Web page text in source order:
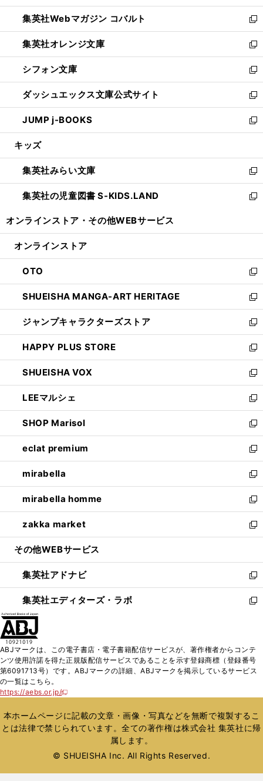
開
く
ウ
で
開
く
ン
ド
ウ
で
開
く
ウ
ィ
ン
ド
ウ
で
開
く
集英社Webマガジン コバルト
新
し
い
ウ
ィ
ン
ド
ウ
で
開
集英社オレンジ文庫
新
し
い
ウ
ィ
ン
ド
ウ
開
く
シフォン文庫
新
し
い
ウ
ィ
ン
ウ
で
開
く
ダッシュエックス文庫公式サイト
新
し
い
ウ
ン
ド
ウ
で
JUMP j-BOOKS
新
し
ウ
ィ
ン
ド
開
キッズ
集英社みらい文庫
新
し
い
ン
ウ
で
開
く
集英社の児童図書 S-KIDS.LAND
新
ウ
ン
ド
ウ
で
開
く
オンラインストア・ その他WEBサービス
オンラインストア
OTO
新
し
い
ウ
ィ
ン
ド
ウ
で
開
く
SHUEISHA MANGA-ART HERITAGE
新
し
い
ウ
ィ
ン
ド
ウ
で
開
く
ジャンプキャラクターズストア
新
し
い
ウ
ィ
ン
ド
ウ
で
開
く
HAPPY PLUS STORE
新
し
い
ウ
ィ
ン
ド
ウ
で
開
く
SHUEISHA VOX
新
し
い
ウ
ィ
ン
ド
ウ
で
開
く
LEEマルシェ
新
し
い
ウ
ィ
ン
ド
ウ
で
開
く
SHOP Marisol
新
し
い
ウ
ィ
ン
ド
ウ
で
開
eclat premium
新
し
い
ウ
ィ
ン
ド
ウ
開
く
mirabella
新
し
い
ウ
ィ
ン
ウ
で
開
く
mirabella homme
新
し
い
ウ
ン
ド
ウ
で
zakka market
新
し
ウ
ィ
ン
ド
く
その他WEBサービス
集英社アドナビ
新
し
い
ド
ウ
で
集英社エディターズ・ラボ
新
ィ
ン
ド
開
く
ABJマークは、この電子書店・電子書籍配信サービスが、著作権者からコンテ
ンツ使用許諾を得た正規版配信サービスであることを示す登録商標（登録番号
第6091713号）です。ABJマークの詳細、ABJマークを掲示しているサービス
の一覧はこちら。
https://aebs.or.jp/
新
い
ウ
ィ
ウ
本ホームページに記載の文章・画像・写真などを無断で複製するこ
とは法律で禁じられています。全ての著作権は株式会社 集英社に帰
属します。
© SHUEISHA Inc. All Rights Reserved.